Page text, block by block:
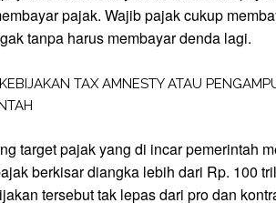
pajak. Wajib pajak cukup
tanpa harus membayar denda lagi.
target pajak yang di incar pemerintah
berkisar diangka lebih dari Rp. 100
tersebut tak lepas dari pro dan